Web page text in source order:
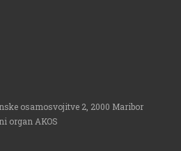
osamosvojitve 2, 2000 Maribor
organ AKOS